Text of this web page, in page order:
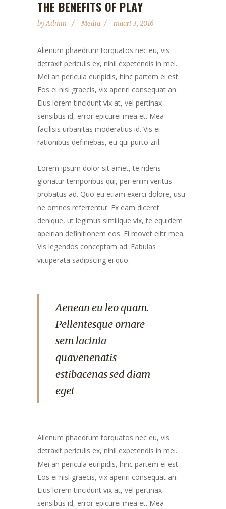
THE BENEFITS OF PLAY
byAdmin Media maart 3, 2016
Alienum phaedrum torquatos nec eu, vis
detraxit periculis ex, nihil expetendis in mei.
Mei an pericula euripidis, hinc partem ei est.
Eos ei nisl graecis, vix aperiri consequat an.
Eius lorem tincidunt vix at, vel pertinax
sensibus id, error epicurei mea et. Mea
facilisis urbanitas moderatius id. Vis ei
rationibus definiebas, eu qui purto zril.
Lorem ipsum dolor sit amet, te ridens
gloriatur temporibus qui, per enim veritus
probatus ad. Quo eu etiam exerci dolore, usu
ne omnes referrentur. Ex eam diceret
denique, ut legimus similique vix, te equidem
apeirian definitionem eos. Ei movet elitr mea.
Vis legendos conceptam ad. Fabulas
vituperata sadipscing ei quo.
Aenean eu leo quam.
Pellentesque ornare
sem lacinia
quavenenatis
estibacenas sed diam
eget
Alienum phaedrum torquatos nec eu, vis
detraxit periculis ex, nihil expetendis in mei.
Mei an pericula euripidis, hinc partem ei est.
Eos ei nisl graecis, vix aperiri consequat an.
Eius lorem tincidunt vix at, vel pertinax
sensibus id, error epicurei mea et. Mea